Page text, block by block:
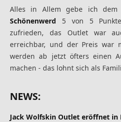
Alles in Allem gebe ich dem
Schönenwerd 5 von 5
zufrieden, das Outlet war
erreichbar, und der Preis war
werden ab jetzt öfters einen
machen - das lohnt sich als
NEWS:
Jack Wolfskin Outlet eröffnet in